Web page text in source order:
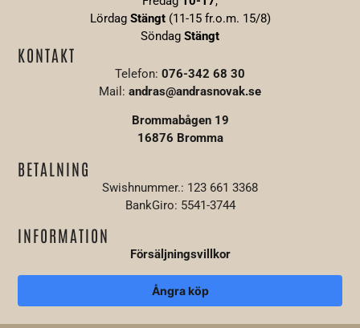
Lördag Stängt (11-15 fr.o.m. 15/8)
Söndag Stängt
KONTAKT
Telefon: 076-342 68 30
Mail: andras@andrasnovak.se
Brommabågen 19
16876 Bromma
BETALNING
Swishnummer.: 123 661 3368
BankGiro: 5541-3744
INFORMATION
Försäljningsvillkor
Ångra köp